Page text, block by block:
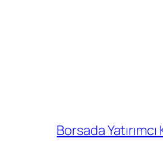
Borsada Yatırımcı